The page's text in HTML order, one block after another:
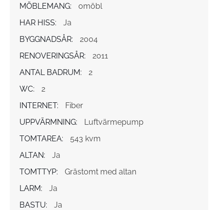
MÖBLEMANG:
omöbl
HAR HISS:
Ja
BYGGNADSÅR:
2004
RENOVERINGSÅR:
2011
ANTAL BADRUM:
2
WC:
2
INTERNET:
Fiber
UPPVÄRMNING:
Luftvärmepump
TOMTAREA:
543 kvm
ALTAN:
Ja
TOMTTYP:
Grästomt med altan
LARM:
Ja
BASTU:
Ja